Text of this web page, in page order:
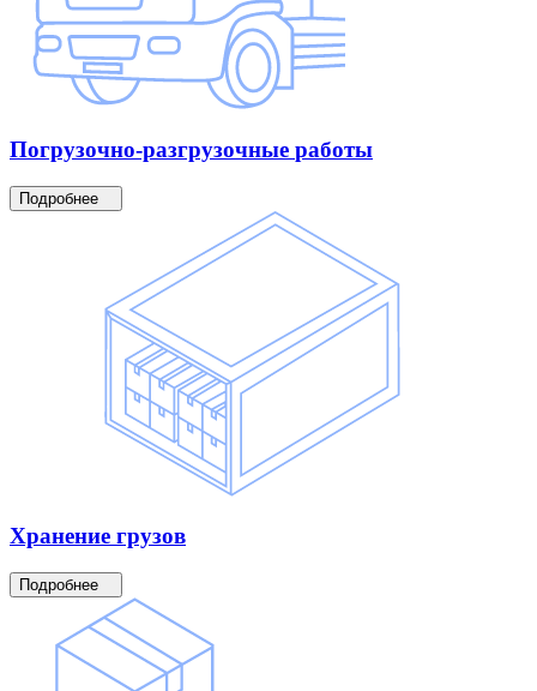
Погрузочно-разгрузочные работы
Подробнее
Хранение грузов
Подробнее